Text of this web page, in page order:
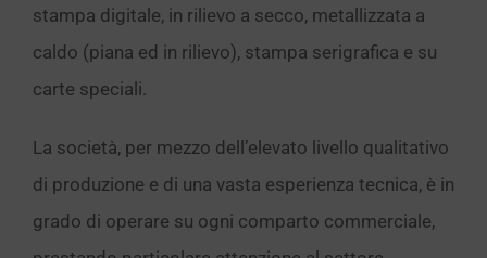
stampa digitale, in rilievo a secco, metallizzata a
caldo (piana ed in rilievo), stampa serigrafica e su
carte speciali.
La società, per mezzo dell’elevato livello qualitativo
di produzione e di una vasta esperienza tecnica, è in
grado di operare su ogni comparto commerciale,